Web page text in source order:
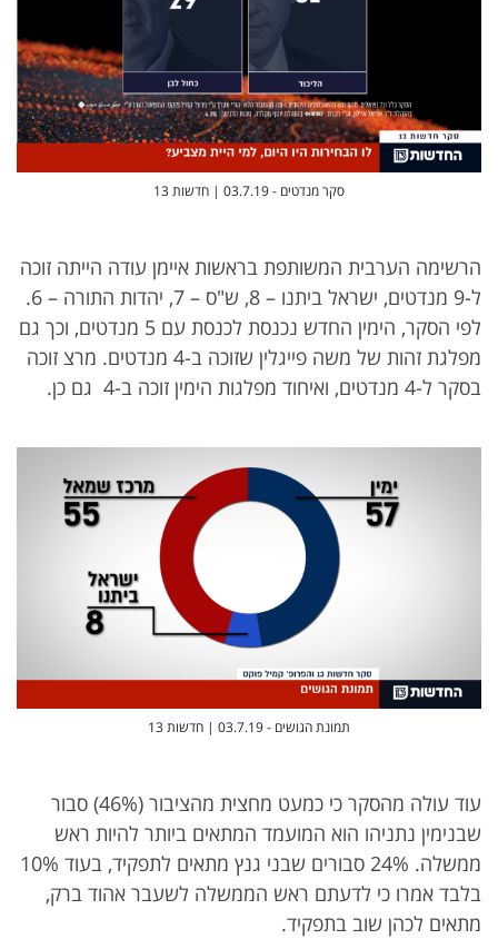
סקר מנדטים - 03.7.19 | חדשות 13
הרשימה הערבית המשותפת בראשות איימן עודה הייתה זוכה
ל-9 מנדטים, ישראל ביתנו – 8, ש"ס – 7, יהדות התורה – 6.
לפי הסקר, הימין החדש נכנסת לכנסת עם 5 מנדטים, וכך גם
מפלגת זהות של משה פייגלין שזוכה ב-4 מנדטים. מרצ זוכה
בסקר ל-4 מנדטים, ואיחוד מפלגות הימין זוכה ב-4 גם כן.
תמונת הגושים - 03.7.19 | חדשות 13
עוד עולה מהסקר כי כמעט מחצית מהציבור (46%) סבור
שבנימין נתניהו הוא המועמד המתאים ביותר להיות ראש
ממשלה. 24% סבורים שבני גנץ מתאים לתפקיד, בעוד 10%
בלבד אמרו כי לדעתם ראש הממשלה לשעבר אהוד ברק,
מתאים לכהן שוב בתפקיד.